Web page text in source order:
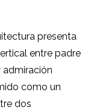
presenta
entre padre
admiración
como un
dos